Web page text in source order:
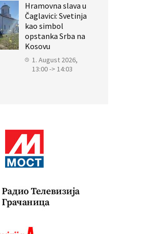
Hramovna slava u
Čaglavici: Svetinja
kao simbol
opstanka Srba na
Kosovu
1. August 2026,
13:00 -> 14:03